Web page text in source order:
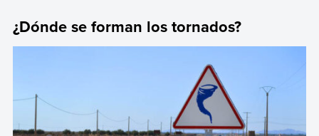
¿Dónde se forman los tornados?